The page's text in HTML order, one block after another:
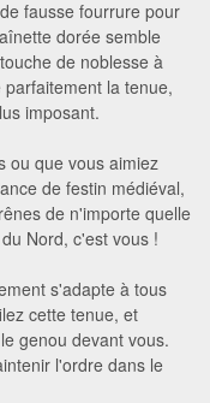
fausse fourrure pour
dorée semble
de noblesse à
la tenue,
imposant.
ou que vous aimiez
de festin médiéval,
de n'importe quelle
Nord, c'est vous !
s'adapte à tous
cette tenue, et
genou devant vous.
l'ordre dans le